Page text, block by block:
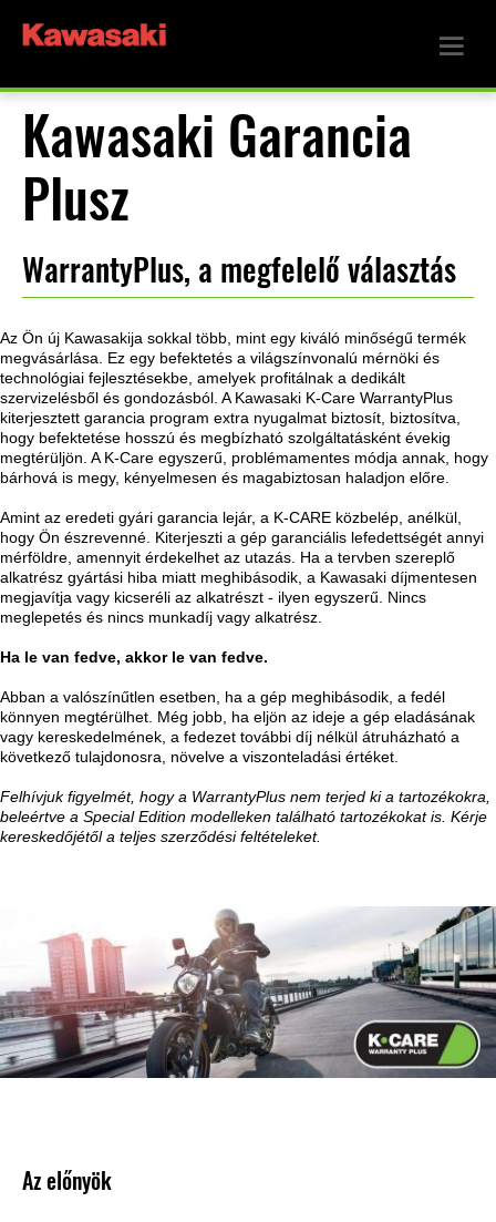
Kawasaki Garancia
Plusz
WarrantyPlus, a megfelelő választás
Az Ön új Kawasakija sokkal több, mint egy kiváló minőségű termék
megvásárlása. Ez egy befektetés a világszínvonalú mérnöki és
technológiai fejlesztésekbe, amelyek profitálnak a dedikált
szervizelésből és gondozásból. A Kawasaki K-Care WarrantyPlus
kiterjesztett garancia program extra nyugalmat biztosít, biztosítva,
hogy befektetése hosszú és megbízható szolgáltatásként évekig
megtérüljön. A K-Care egyszerű, problémamentes módja annak, hogy
bárhová is megy, kényelmesen és magabiztosan haladjon előre.
Amint az eredeti gyári garancia lejár, a K-CARE közbelép, anélkül,
hogy Ön észrevenné. Kiterjeszti a gép garanciális lefedettségét annyi
mérföldre, amennyit érdekelhet az utazás. Ha a tervben szereplő
alkatrész gyártási hiba miatt meghibásodik, a Kawasaki díjmentesen
megjavítja vagy kicseréli az alkatrészt - ilyen egyszerű. Nincs
meglepetés és nincs munkadíj vagy alkatrész.
Ha le van fedve, akkor le van fedve.
Abban a valószínűtlen esetben, ha a gép meghibásodik, a fedél
könnyen megtérülhet. Még jobb, ha eljön az ideje a gép eladásának
vagy kereskedelmének, a fedezet további díj nélkül átruházható a
következő tulajdonosra, növelve a viszonteladási értéket.
Felhívjuk figyelmét, hogy a WarrantyPlus nem terjed ki a tartozékokra,
beleértve a Special Edition modelleken található tartozékokat is. Kérje
kereskedőjétől a teljes szerződési feltételeket.
Az előnyök